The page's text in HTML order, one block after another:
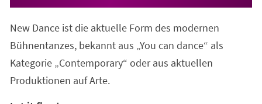
New Dance ist die aktuelle Form des modernen
Bühnentanzes, bekannt aus „You can dance“ als
Kategorie „Contemporary“ oder aus aktuellen
Produktionen auf Arte.